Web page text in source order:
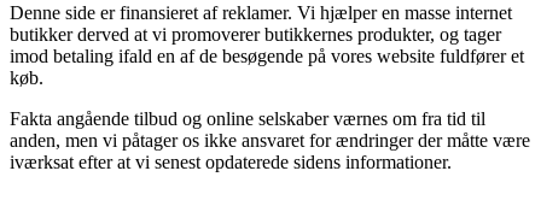
Denne side er finansieret af reklamer. Vi hjælper en masse internet
butikker derved at vi promoverer butikkernes produkter, og tager
imod betaling ifald en af de besøgende på vores website fuldfører et
køb.
Fakta angående tilbud og online selskaber værnes om fra tid til
anden, men vi påtager os ikke ansvaret for ændringer der måtte være
iværksat efter at vi senest opdaterede sidens informationer.